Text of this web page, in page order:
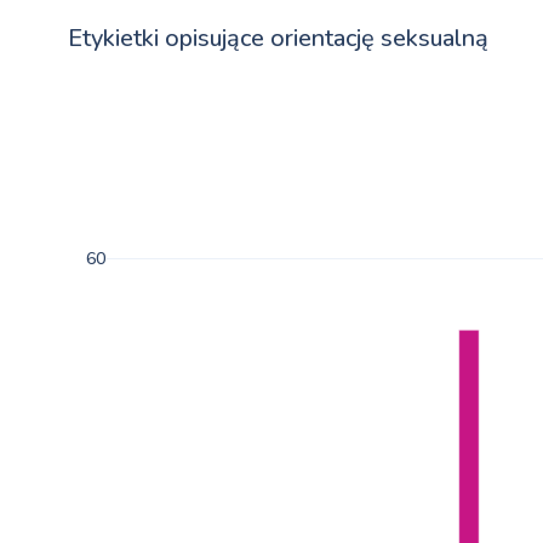
60
Etykietki opisujące orientację seksualną